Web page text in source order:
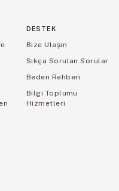
DESTEK
Bize Ulaşın
Sıkça Sorulan Sorular
Beden Rehberi
Bilgi Toplumu
Hizmetleri